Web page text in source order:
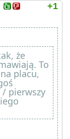
+1
że
To
placu,
pierwszy